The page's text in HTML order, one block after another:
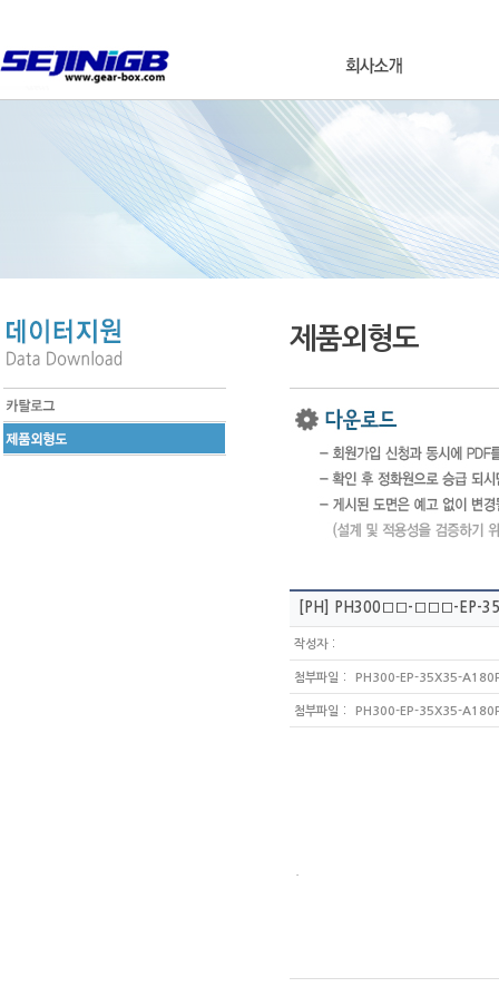
제품외형도
[PH] PH300□□-□□□-EP-
작성자:
첨부파일 : PH300-EP-35X35-
첨부파일 : PH300-EP-35X35-